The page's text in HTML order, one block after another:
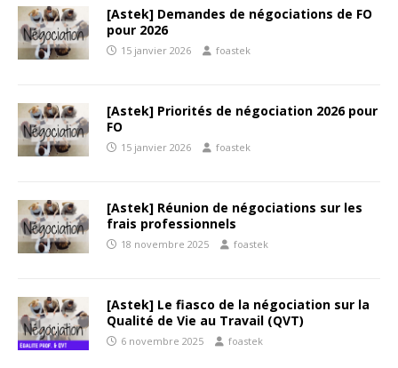
[Astek] Demandes de négociations de FO
pour 2026
15 janvier 2026 foastek
[Astek] Priorités de négociation 2026 pour
FO
15 janvier 2026 foastek
[Astek] Réunion de négociations sur les
frais professionnels
18 novembre 2025 foastek
[Astek] Le fiasco de la négociation sur la
Qualité de Vie au Travail (QVT)
6 novembre 2025 foastek